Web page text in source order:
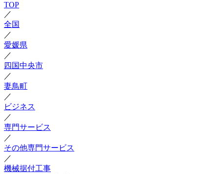
TOP
／
全国
／
愛媛県
／
四国中央市
／
妻鳥町
／
ビジネス
／
専門サービス
／
その他専門サービス
／
機械据付工事